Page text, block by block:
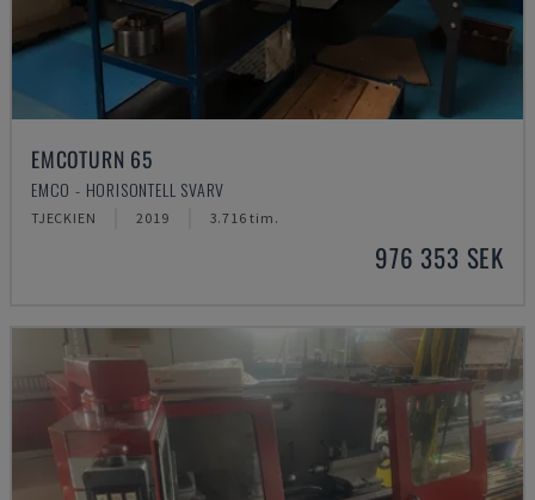
EMCOTURN 65
EMCO - HORISONTELL SVARV
TJECKIEN 2019 3.716 tim.
976 353 SEK